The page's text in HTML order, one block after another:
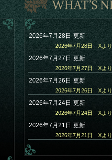
2026年7月28日 更新
2026年7月28日 Xより
2026年7月27日 更新
2026年7月27日 Xより
2026年7月26日 更新
2026年7月26日 Xより
2026年7月24日 更新
2026年7月24日 Xより
2026年7月21日 更新
2026年7月21日 Xより